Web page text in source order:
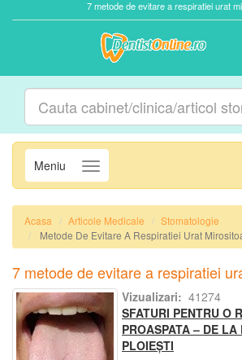
7 metode de evitare a respiratiei urat
Meniu Navigatie
Acasa Articole Medicale
Stomatologie
Metode De Evitare A Respiratiei Urat
7 metode de evitare a respiratiei
Vizualizari: 41274
SFATURI PENTRU O
PROASPATA – DE LA
PLOIEȘTI